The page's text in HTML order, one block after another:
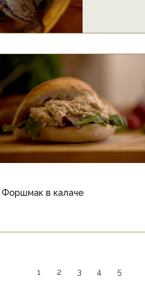
Форшмак в калаче
1 2 3 4 5